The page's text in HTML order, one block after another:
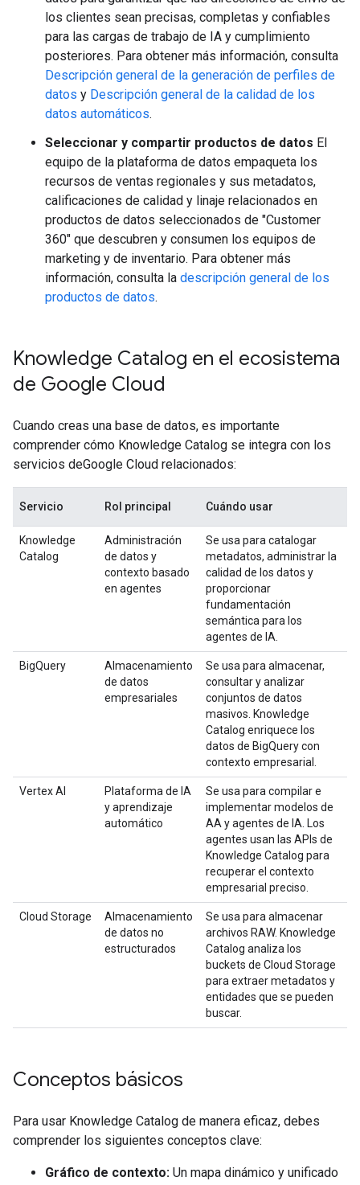
los clientes sean precisas, completas y confiables
para las cargas de trabajo de IA y cumplimiento
posteriores. Para obtener más información, consulta
Descripción general de la generación de perfiles de
datos y Descripción general de la calidad de los
datos automáticos.
Seleccionar y compartir productos de datos El
equipo de la plataforma de datos empaqueta los
recursos de ventas regionales y sus metadatos,
calificaciones de calidad y linaje relacionados en
productos de datos seleccionados de "Customer
360" que descubren y consumen los equipos de
marketing y de inventario. Para obtener más
información, consulta la descripción general de los
productos de datos.
Knowledge Catalog en el ecosistema
de Google Cloud
Cuando creas una base de datos, es importante
comprender cómo Knowledge Catalog se integra con los
servicios deGoogle Cloud relacionados:
Servicio Rol principal Cuándo usar
Knowledge
Catalog
Administración
de datos y
contexto basado
en agentes
Se usa para catalogar
metadatos, administrar la
calidad de los datos y
proporcionar
fundamentación
semántica para los
agentes de IA.
BigQuery
Almacenamiento
de datos
empresariales
Se usa para almacenar,
consultar y analizar
conjuntos de datos
masivos. Knowledge
Catalog enriquece los
datos de BigQuery con
contexto empresarial.
Vertex AI
Plataforma de IA
y aprendizaje
automático
Se usa para compilar e
implementar modelos de
AA y agentes de IA. Los
agentes usan las APIs de
Knowledge Catalog para
recuperar el contexto
empresarial preciso.
Cloud Storage
Almacenamiento
de datos no
estructurados
Se usa para almacenar
archivos RAW. Knowledge
Catalog analiza los
buckets de Cloud Storage
para extraer metadatos y
entidades que se pueden
buscar.
Conceptos básicos
Para usar Knowledge Catalog de manera eficaz, debes
comprender los siguientes conceptos clave:
Gráfico de contexto: Un mapa dinámico y unificado